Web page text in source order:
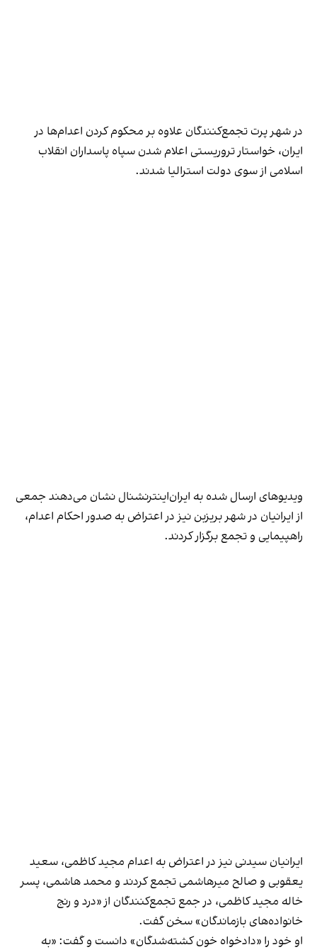
در شهر پرت تجمع‌کنندگان علاوه بر محکوم کردن اعدام‌ها در
ایران، خواستار تروریستی اعلام شدن سپاه پاسداران انقلاب
اسلامی از سوی دولت استرالیا شدند.
ویدیوهای ارسال‌ شده به ایران‌اینترنشنال نشان می‌دهند جمعی
از ایرانیان در شهر بریزبن نیز در اعتراض به صدور احکام اعدام،
راهپیمایی و تجمع برگزار کردند.
ایرانیان سیدنی نیز در اعتراض به اعدام مجید کاظمی، سعید
یعقوبی و صالح میرهاشمی تجمع کردند و محمد هاشمی، پسر
خاله مجید کاظمی، در جمع تجمع‌کنندگان از «درد و رنج
خانواده‌های بازماندگان» سخن گفت.
او خود را «دادخواه خون کشته‌شدگان» دانست و گفت: «به